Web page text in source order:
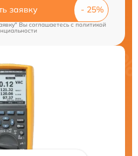
заявку
Вы соглашаетесь cполитикой